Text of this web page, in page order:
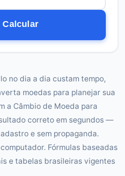
Calcular
no dia a dia custam tempo,
moedas para planejar sua
a Câmbio de Moeda para
correto em segundos —
e sem propaganda.
Fórmulas baseadas
e tabelas brasileiras vigentes